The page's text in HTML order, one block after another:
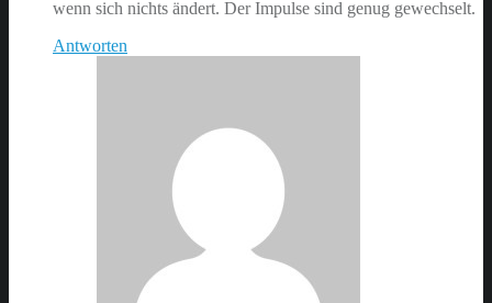
wenn sich nichts ändert. Der Impulse sind genug gewechselt.
Antworten